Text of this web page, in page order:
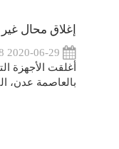
إغلاق محال
أغلقت الأجهزة
بالعاصمة عدن،